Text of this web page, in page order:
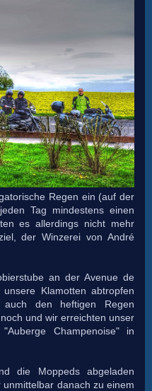
Regen ein (auf der
Tag mindestens einen
es allerdings nicht mehr
der Winzerei von André
an der Avenue de
Klamotten abtropfen
den heftigen Regen
und wir erreichten unser
Champenoise" in
die Moppeds abgeladen
danach zu einem